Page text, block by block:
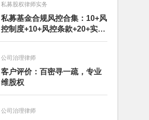
私募股权律师实务
私募基金合规风控合集：10+风
控制度+10+风控条款+20+实务
文章+每月动态
公司治理律师
客户评价：百密寻一疏，专业
维股权
公司治理律师